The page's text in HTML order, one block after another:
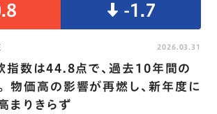
-1.7
指数は44.8点で､過去10年間の
物価高の影響が再燃し､新年度に
まりきらず
2026.03.31